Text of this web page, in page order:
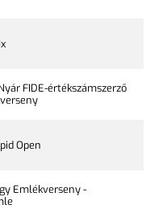
FIDE-értékszámszerző
Open
Emlékverseny -